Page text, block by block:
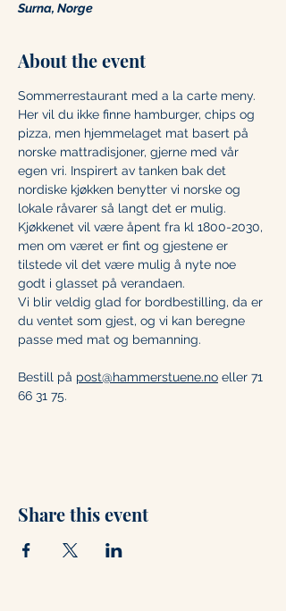
Surna, Norge
About the event
Sommerrestaurant med a la carte meny.
Her vil du ikke finne hamburger, chips og
pizza, men hjemmelaget mat basert på
norske mattradisjoner, gjerne med vår
egen vri. Inspirert av tanken bak det
nordiske kjøkken benytter vi norske og
lokale råvarer så langt det er mulig.
Kjøkkenet vil være åpent fra kl 1800-2030,
men om været er fint og gjestene er
tilstede vil det være mulig å nyte noe
godt i glasset på verandaen.
Vi blir veldig glad for bordbestilling, da er
du ventet som gjest, og vi kan beregne
passe med mat og bemanning.
Bestill på post@hammerstuene.no eller 71
66 31 75.
Share this event